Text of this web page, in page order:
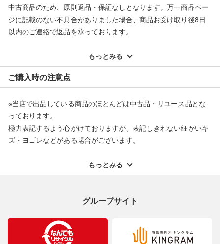
■当店は税法を遵守した営業を行っております。
■弊社（株式会社オカモト）を装った偽装サイトにご注意くださ
弊社（株式会社オカモト）の商品画像や文章を無断盗用した『偽
装サイト』を確認しておりますが、
当店とは一切関係がございませんのでご注意ください。
中古商品のため、原則返品・保証なしとなります。万一商品ペー
ジに記載のない不具合がありました場合、商品お受け取り後8日
以内のご連絡で返品を承っております。
配送料ともに当社負担で対応いたします。
※オンラインストアで購入頂いた商品は、店頭での返品はお受け
できません。また、商品の修理及び交換に関しては承ることがで
返品・交換について
もっとみる
ご購入時の注意点
※当店で出品している商品のほとんどは中古品・リユース品とな
っております。
極力表記するよう心がけておりますが、表記しきれない細かいキ
ズ・ヨゴレなどがある場合がございます。
ご理解くださいますようお願い申し上げます。
合がございますのでご了承ください。
※表記したカラー名は、当社が判断した名称を掲載しています。
もっとみる
グループサイト